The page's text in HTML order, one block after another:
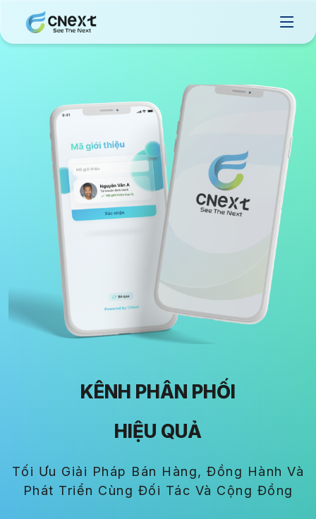
KÊNH PHÂN PHỐI
HIỆU QUẢ
Tối Ưu Giải Pháp Bán Hàng, Đồng Hành Và
Phát Triển Cùng Đối Tác Và Cộng Đồng